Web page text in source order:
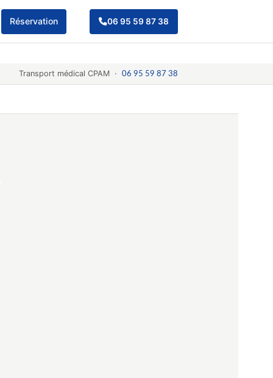
Transport médical CPAM · 06 95 59 87 38
Réservation 06 95 59 87 38